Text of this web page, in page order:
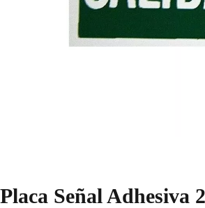
Placa Señal Adhesiva